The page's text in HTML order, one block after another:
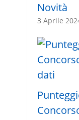
Novità
3 Aprile